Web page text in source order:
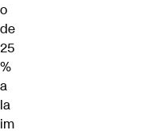
o
de
25
%
a
la
im